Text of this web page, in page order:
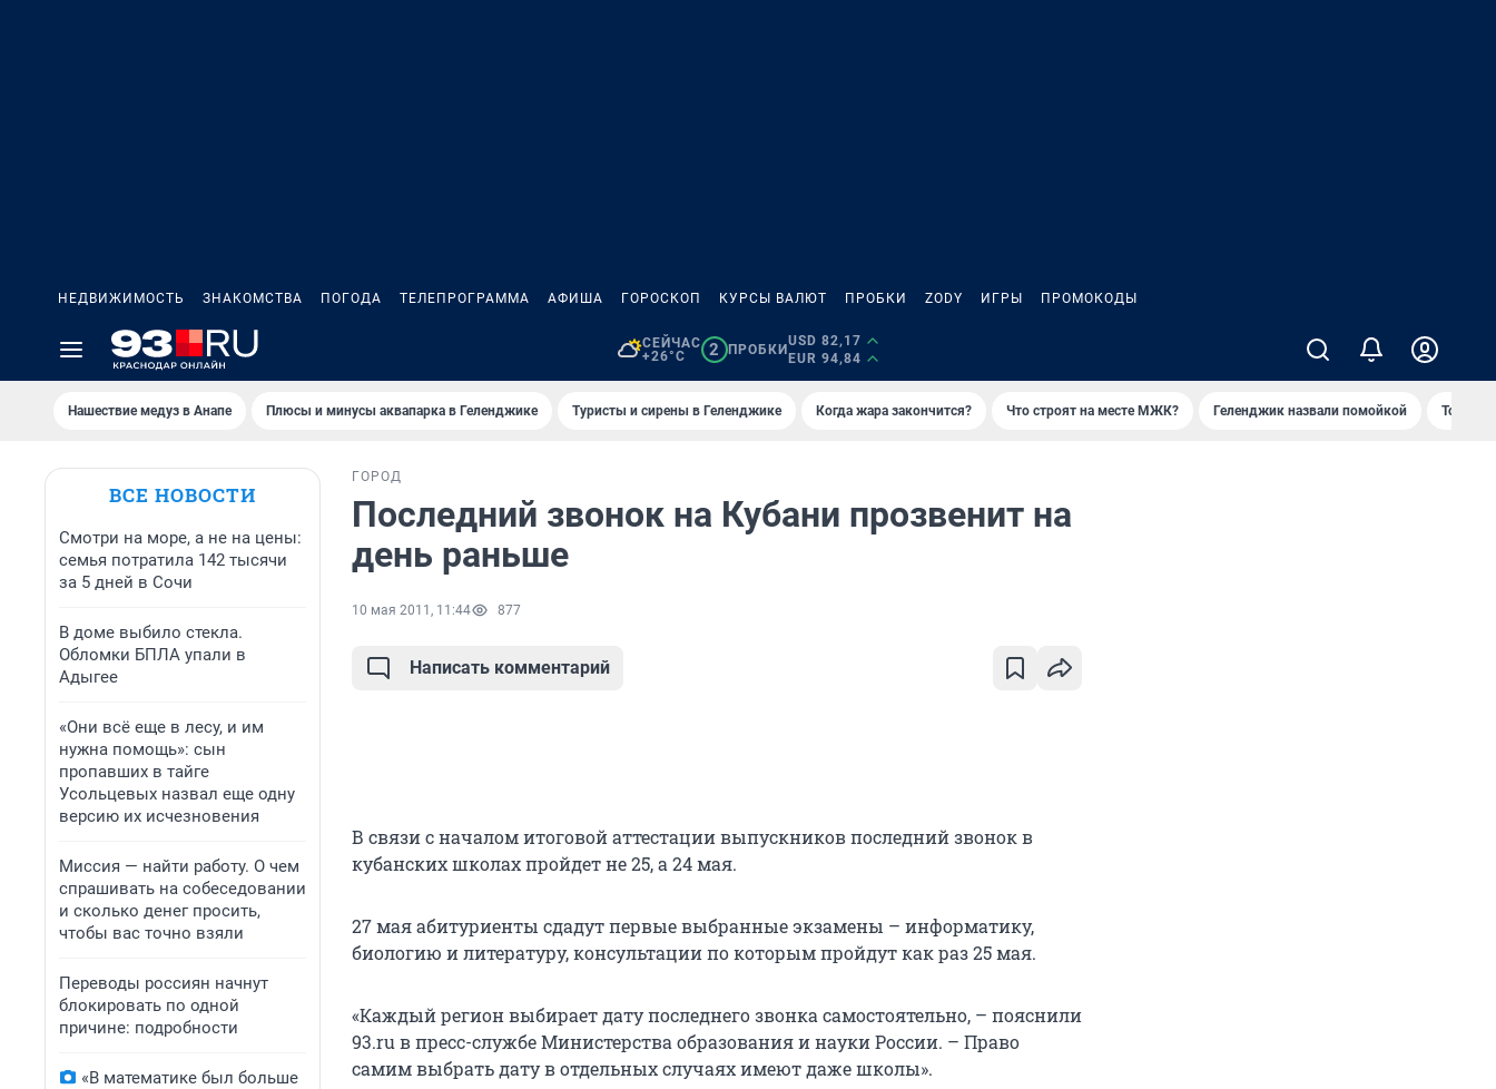
НЕДВИЖИМОСТЬ ЗНАКОМСТВА ПОГОДА ТЕЛЕПРОГРАММА АФИША ГОРОСКОП КУРСЫ ВАЛЮТ ПРОБКИ ZODY ИГРЫ ПРОМОКОДЫ
СЕЙЧАС
+26°C
2 ПРОБКИ
USD 82,17
EUR 94,84
Нашествие медуз в Анапе Плюсы и минусы аквапарка в Геленджике Туристы и сирены в Геленджике Когда жара закончится? Что строят на месте МЖК? Геленджик назвали помойкой Топ
ВСЕ НОВОСТИ
Смотри на море, а не на цены:
семья потратила 142 тысячи
за 5 дней в Сочи
В доме выбило стекла.
Обломки БПЛА упали в
Адыгее
«Они всё еще в лесу, и им
нужна помощь»: сын
пропавших в тайге
Усольцевых назвал еще одну
версию их исчезновения
Миссия — найти работу. О чем
спрашивать на собеседовании
и сколько денег просить,
чтобы вас точно взяли
Переводы россиян начнут
блокировать по одной
причине: подробности
«В математике был больше
ГОРОД
Последний звонок на Кубани прозвенит на
день раньше
10 мая 2011, 11:44 877
Написать комментарий
В связи с началом итоговой аттестации выпускников последний звонок в
кубанских школах пройдет не 25, а 24 мая.
27 мая абитуриенты сдадут первые выбранные экзамены – информатику,
биологию и литературу, консультации по которым пройдут как раз 25 мая.
«Каждый регион выбирает дату последнего звонка самостоятельно, – пояснили
93.ru в пресс-службе Министерства образования и науки России. – Право
самим выбрать дату в отдельных случаях имеют даже школы».